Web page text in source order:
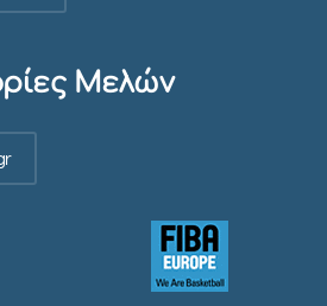
Μελών